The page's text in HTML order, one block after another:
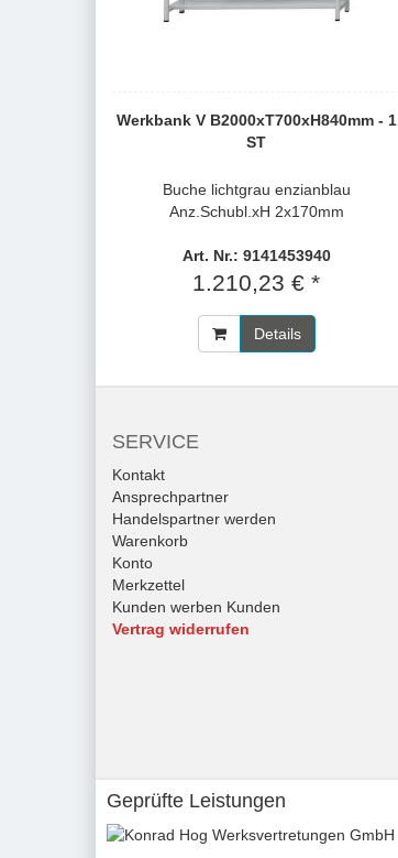
Werkbank V B2000xT700xH840mm - 1
ST
Buche lichtgrau enzianblau
Anz.Schubl.xH 2x170mm
Art. Nr.: 9141453940
1.210,23 € *
Details
SERVICE
Kontakt
Ansprechpartner
Handelspartner werden
Warenkorb
Konto
Merkzettel
Kunden werben Kunden
Vertrag widerrufen
Geprüfte Leistungen